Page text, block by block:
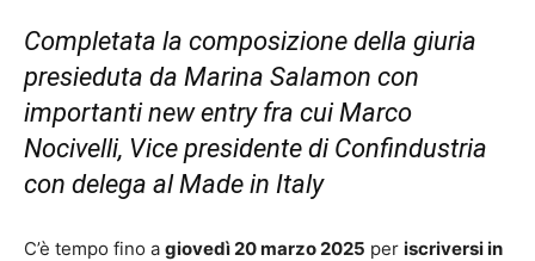
Completata la composizione della giuria
presieduta da Marina Salamon con
importanti new entry fra cui Marco
Nocivelli, Vice presidente di Confindustria
con delega al Made in Italy
C’è tempo fino a giovedì 20 marzo 2025 per iscriversi in